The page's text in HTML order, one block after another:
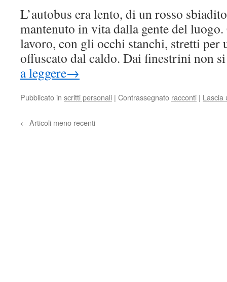
L’autobus era lento, di un rosso
mantenuto in vita dalla gente del luogo.
lavoro, con gli occhi stanchi, stretti per
offuscato dal caldo. Dai finestrini non
a leggere→
Pubblicato in scritti personali | Contrassegnato racconti | Lascia
← Articoli meno recenti